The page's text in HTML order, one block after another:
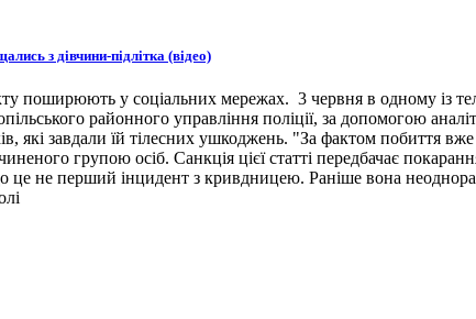
з дівчини-підлітка (відео)
поширюють у соціальних мережах. 3 червня в одному із
районного управління поліції, за допомогою
які завдали їй тілесних ушкоджень. "За фактом побиття
групою осіб. Санкція цієї статті передбачає
не перший інцидент з кривдницею. Раніше вона